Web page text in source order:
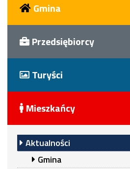
Gmina
Przedsiębiorcy
Turyści
Mieszkańcy
Aktualności
Gmina